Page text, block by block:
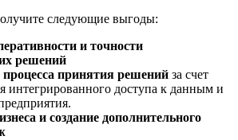
следующие выгоды:
и точности
решений
принятия решений за счет
интегрированного доступа к данным и
и создание дополнительного